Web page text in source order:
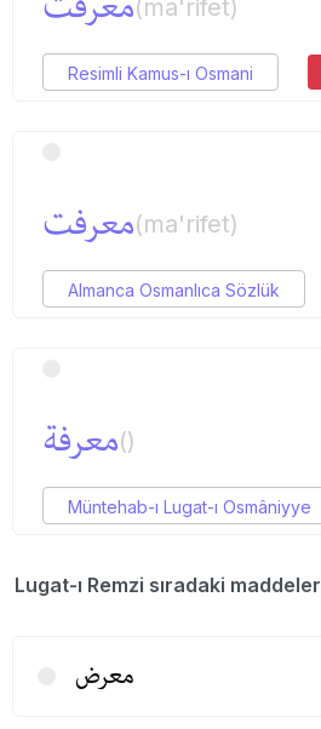
(ma'rifet)
Resimli Kamus-ı Osmani
معرفت(ma'rifet)
Almanca Osmanlıca Sözlük
معرفة()
Müntehab-ı Lugat-ı Osmâniyye
Lugat-ı Remzi sıradaki maddeler
معرض